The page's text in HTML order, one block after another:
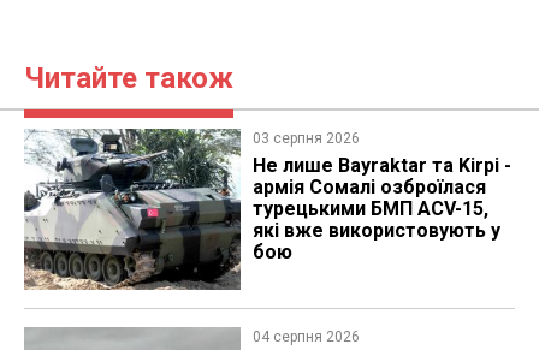
Читайте також
03 серпня 2026
Не лише Bayraktar та Kirpi -
армія Сомалі озброїлася
турецькими БМП ACV-15,
які вже використовують у
бою
04 серпня 2026